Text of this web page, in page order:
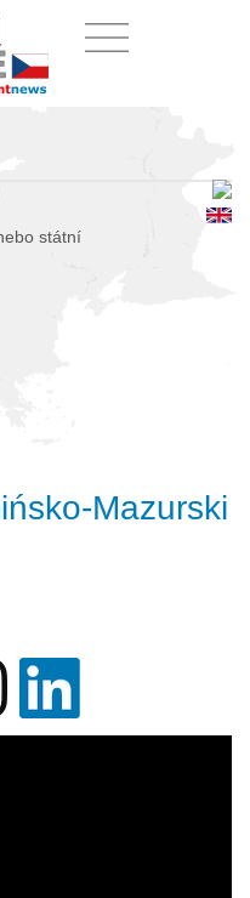
státní
Mazurski